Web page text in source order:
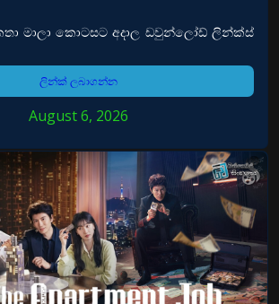
මාලා කොටසට අදාල ඩවුන්ලෝඩ් ලින්ක්ස්
ලින්ක් ලබාගන්න
August 6, 2026